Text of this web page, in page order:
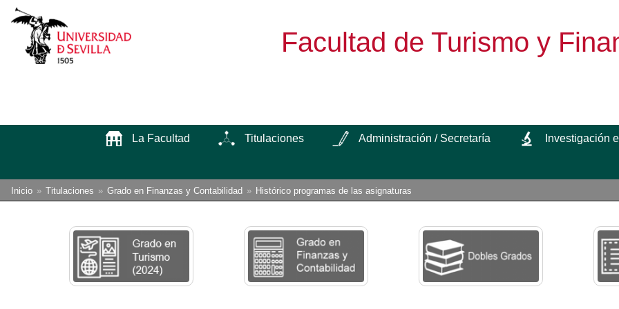
Facultad de Turismo y
La Facultad Titulaciones Administración / Secretaría Investigación
Enlaces
Está
Inicio Titulaciones Grado en Finanzas y Contabilidad Histórico programas de las asignaturas